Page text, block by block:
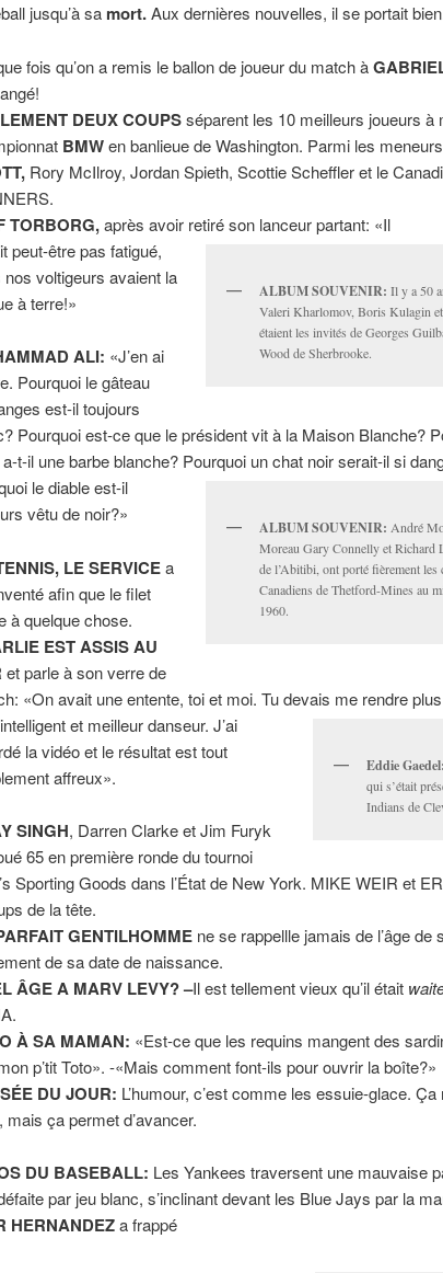
jusqu’à sa mort.Aux dernières nouvelles, il se portait
fois qu’on a remis le ballon de joueur du match à
DEUX COUPSséparent les 10 meilleurs joueurs à
BMWen banlieue de Washington. Parmi les
Rory McIlroy, Jordan Spieth, Scottie Scheffler et le
TORBORG,après avoir retiré son lanceur partant: «Il
ALBUM SOUVENIR: Il y a 50
Valeri Kharlomov, Boris Kulagin
étaient les invités de Georges
Wood de Sherbrooke.
peut-être pas fatigué,
nos voltigeurs avaient la
à terre!»
ALI: «J’en ai
Pourquoi le gâteau
est-il toujours
Pourquoi est-ce que le président vit à la Maison Blanche?
t-il une barbe blanche? Pourquoi un chat noir serait-il si
le diable est-il
ALBUM SOUVENIR: André
Moreau Gary Connelly et Richard
de l’Abitibi, ont porté fièrement les
Canadiens de Thetford-Mines au
1960.
vêtu de noir?»
LE SERVICEa
afin que le filet
à quelque chose.
EST ASSIS AU
et parle à son verre de
«On avait une entente, toi et moi. Tu devais me rendre
Eddie Gaedel:
qui s’était
Indians de
et meilleur danseur. J’ai
la vidéo et le résultat est tout
affreux».
SINGH, Darren Clarke et Jim Furyk
65 en première ronde du tournoi
Sporting Goods dans l’État de New York. MIKE WEIR et
de la tête.
GENTILHOMME ne se rappellle jamais de l’âge de
de sa date de naissance.
ÂGE A MARV LEVY? –Il est tellement vieux qu’il était
À SA MAMAN: «Est-ce que les requins mangent des
p’tit Toto». -«Mais comment font-ils pour ouvrir la boîte?»
DU JOUR: L’humour, c’est comme les essuie-glace. Ça
mais ça permet d’avancer.
DU BASEBALL: Les Yankees traversent une mauvaise
par jeu blanc, s’inclinant devant les Blue Jays par la
HERNANDEZa frappé